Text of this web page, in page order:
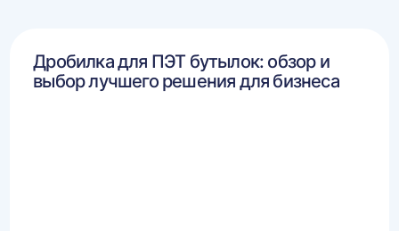
Дробилка для ПЭТ бутылок: обзор и
выбор лучшего решения для бизнеса